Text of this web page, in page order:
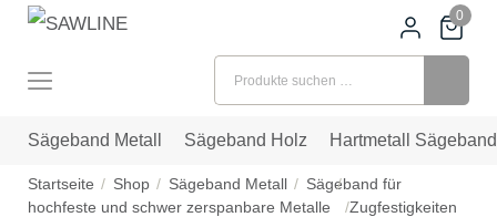
0
Sägeband Metall Sägeband Holz Hartmetall Sägeband
Startseite Shop Sägeband Metall
Sägeband für
hochfeste und schwer zerspanbare Metalle
Zugfestigkeiten